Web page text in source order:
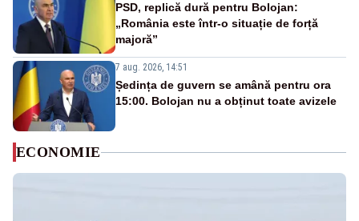
PSD, replică dură pentru Bolojan:
„România este într-o situație de forță
majoră”
7 aug. 2026, 14:51
Ședința de guvern se amână pentru ora
15:00. Bolojan nu a obținut toate avizele
ECONOMIE